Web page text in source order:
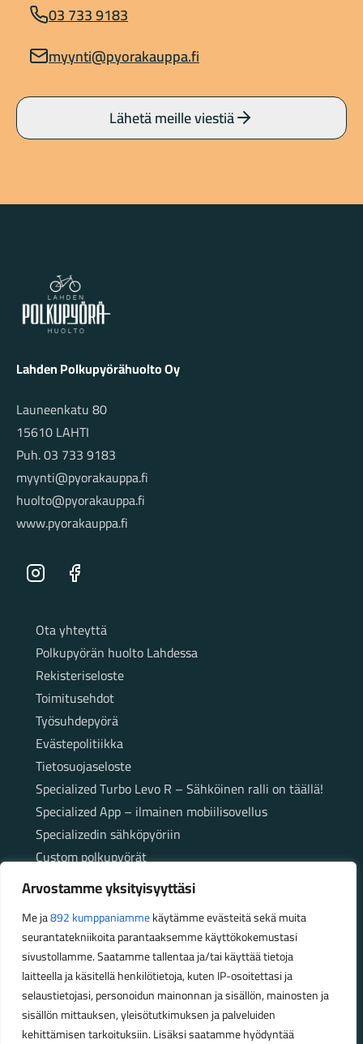
Arvostamme yksityisyyttäsi
Me ja892 kumppaniammekäytämme evästeitä sekä muita
seurantatekniikoita parantaaksemme käyttökokemustasi
sivustollamme. Saatamme tallentaa ja/tai käyttää tietoja
laitteella ja käsitellä henkilötietoja, kuten IP-osoitettasi ja
selaustietojasi, personoidun mainonnan ja sisällön, mainosten ja
sisällön mittauksen, yleisötutkimuksen ja palveluiden
kehittämisen tarkoituksiin. Lisäksi saatamme hyödyntää
03 733 9183
myynti@pyorakauppa.fi
Lähetä meille viestiä
Lahden Polkupyörähuolto - etusivulle
Lahden Polkupyörähuolto Oy
Launeenkatu 80
15610 LAHTI
Puh. 03 733 9183
myynti@pyorakauppa.fi
huolto@pyorakauppa.fi
www.pyorakauppa.fi
Instagram Facebook
SivutOta yhteyttä
Polkupyörän huolto Lahdessa
Rekisteriseloste
Toimitusehdot
Työsuhdepyörä
Evästepolitiikka
Tietosuojaseloste
Specialized Turbo Levo R – Sähköinen ralli on täällä!
Specialized App – ilmainen mobiilisovellus
Specializedin sähköpyöriin
Custom polkupyörät
Fatbikellä helppoa ja huoletonta etenemistä
maastossa
Aukioloajat
Talvikauden aukioloajat (1.10.2025 – 28.2.2026)
Ma-Pe 10-18
La 10-14